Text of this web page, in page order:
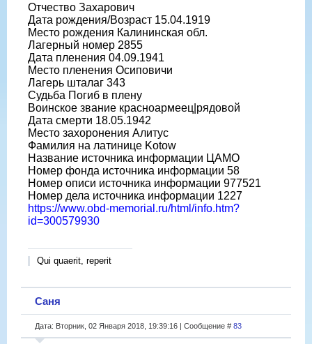
Отчество Захарович
Дата рождения/Возраст 15.04.1919
Место рождения Калининская обл.
Лагерный номер 2855
Дата пленения 04.09.1941
Место пленения Осиповичи
Лагерь шталаг 343
Судьба Погиб в плену
Воинское звание красноармеец|рядовой
Дата смерти 18.05.1942
Место захоронения Алитус
Фамилия на латинице Kotow
Название источника информации ЦАМО
Номер фонда источника информации 58
Номер описи источника информации 977521
Номер дела источника информации 1227
https://www.obd-memorial.ru/html/info.htm?
id=300579930
Qui quaerit, reperit
Саня
Дата: Вторник, 02 Января 2018, 19:39:16 | Сообщение # 83